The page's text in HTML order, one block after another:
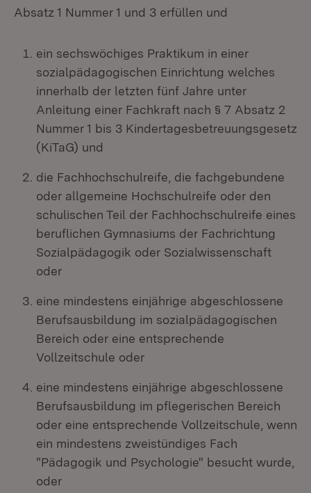
Absatz 1 Nummer 1 und 3 erfüllen und
ein sechswöchiges Praktikum in einer
sozialpädagogischen Einrichtung welches
innerhalb der letzten fünf Jahre unter
Anleitung einer Fachkraft nach § 7 Absatz 2
Nummer 1 bis 3 Kindertagesbetreuungsgesetz
(KiTaG) und
die Fachhochschulreife, die fachgebundene
oder allgemeine Hochschulreife oder den
schulischen Teil der Fachhochschulreife eines
beruflichen Gymnasiums der Fachrichtung
Sozialpädagogik oder Sozialwissenschaft
oder
eine mindestens einjährige abgeschlossene
Berufsausbildung im sozialpädagogischen
Bereich oder eine entsprechende
Vollzeitschule oder
eine mindestens einjährige abgeschlossene
Berufsausbildung im pflegerischen Bereich
oder eine entsprechende Vollzeitschule, wenn
ein mindestens zweistündiges Fach
"Pädagogik und Psychologie" besucht wurde,
oder